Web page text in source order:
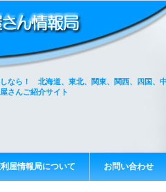
なら！ 北海道、東北、関東、関西、四国、
さんご紹介サイト
屋情報局について お問い合わせ